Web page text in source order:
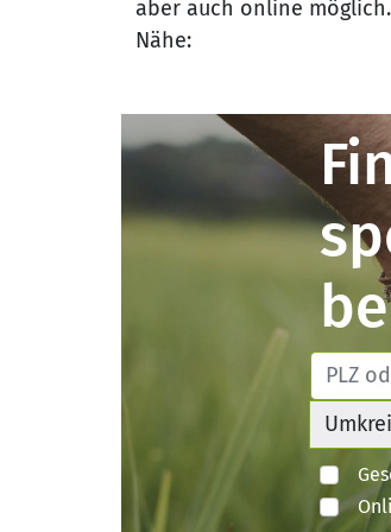
aber auch online
Nähe: